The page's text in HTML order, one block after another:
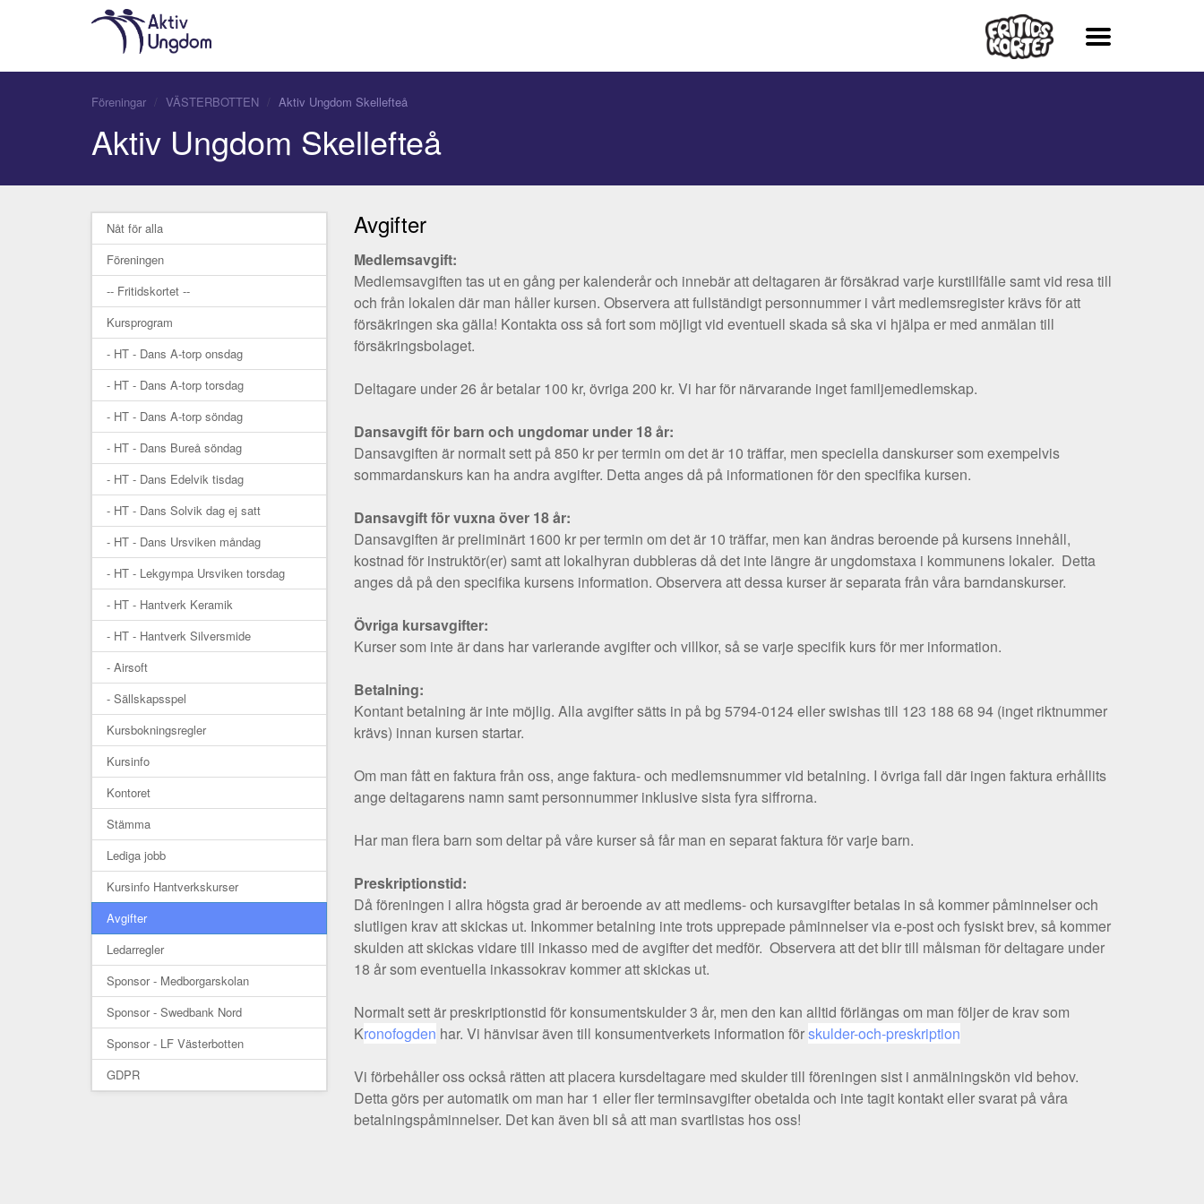
Föreningar VÄSTERBOTTEN Aktiv Ungdom Skellefteå
Aktiv Ungdom Skellefteå
Nåt för alla
Föreningen
-- Fritidskortet --
Kursprogram
- HT - Dans A-torp onsdag
- HT - Dans A-torp torsdag
- HT - Dans A-torp söndag
- HT - Dans Bureå söndag
- HT - Dans Edelvik tisdag
- HT - Dans Solvik dag ej satt
- HT - Dans Ursviken måndag
- HT - Lekgympa Ursviken torsdag
- HT - Hantverk Keramik
- HT - Hantverk Silversmide
- Airsoft
- Sällskapsspel
Kursbokningsregler
Kursinfo
Kontoret
Stämma
Lediga jobb
Kursinfo Hantverkskurser
Avgifter
Ledarregler
Sponsor - Medborgarskolan
Sponsor - Swedbank Nord
Sponsor - LF Västerbotten
GDPR
Avgifter
Medlemsavgift:
Medlemsavgiften tas ut en gång per kalenderår och innebär att deltagaren är försäkrad varje kurstillfälle samt vid resa till
och från lokalen där man håller kursen. Observera att fullständigt personnummer i vårt medlemsregister krävs för att
försäkringen ska gälla! Kontakta oss så fort som möjligt vid eventuell skada så ska vi hjälpa er med anmälan till
försäkringsbolaget.
Deltagare under 26 år betalar 100 kr, övriga 200 kr. Vi har för närvarande inget familjemedlemskap.
Dansavgift för barn och ungdomar under 18 år:
Dansavgiften är normalt sett på 850 kr per termin om det är 10 träffar, men speciella danskurser som exempelvis
sommardanskurs kan ha andra avgifter. Detta anges då på informationen för den specifika kursen.
Dansavgift för vuxna över 18 år:
Dansavgiften är preliminärt 1600 kr per termin om det är 10 träffar, men kan ändras beroende på kursens innehåll,
kostnad för instruktör(er) samt att lokalhyran dubbleras då det inte längre är ungdomstaxa i kommunens lokaler. Detta
anges då på den specifika kursens information. Observera att dessa kurser är separata från våra barndanskurser.
Övriga kursavgifter:
Kurser som inte är dans har varierande avgifter och villkor, så se varje specifik kurs för mer information.
Betalning:
Kontant betalning är inte möjlig. Alla avgifter sätts in på bg 5794-0124 eller swishas till 123 188 68 94 (inget riktnummer
krävs) innan kursen startar.
Om man fått en faktura från oss, ange faktura- och medlemsnummer vid betalning. I övriga fall där ingen faktura erhållits
ange deltagarens namn samt personnummer inklusive sista fyra siffrorna.
Har man flera barn som deltar på våre kurser så får man en separat faktura för varje barn.
Preskriptionstid:
Då föreningen i allra högsta grad är beroende av att medlems- och kursavgifter betalas in så kommer påminnelser och
slutligen krav att skickas ut. Inkommer betalning inte trots upprepade påminnelser via e-post och fysiskt brev, så kommer
skulden att skickas vidare till inkasso med de avgifter det medför. Observera att det blir till målsman för deltagare under
18 år som eventuella inkassokrav kommer att skickas ut.
Normalt sett är preskriptionstid för konsumentskulder 3 år, men den kan alltid förlängas om man följer de krav som
Kronofogden har. Vi hänvisar även till konsumentverkets information förskulder-och-preskription
Vi förbehåller oss också rätten att placera kursdeltagare med skulder till föreningen sist i anmälningskön vid behov.
Detta görs per automatik om man har 1 eller fler terminsavgifter obetalda och inte tagit kontakt eller svarat på våra
betalningspåminnelser. Det kan även bli så att man svartlistas hos oss!